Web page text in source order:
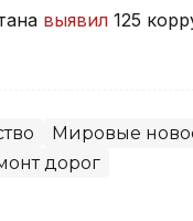
выявил 125
Мировые
дорог